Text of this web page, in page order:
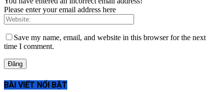
Please enter your email address here
Save my name, email, and website in this browser for the next
time I comment.
BÀI VIẾT NỔI BẬT